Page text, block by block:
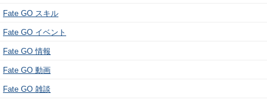
Fate GO スキル
Fate GO イベント
Fate GO 情報
Fate GO 動画
Fate GO 雑談